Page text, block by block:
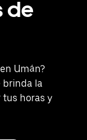
de
Umán?
brinda la
horas y